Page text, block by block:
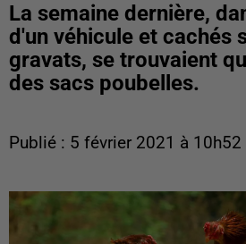
La semaine dernière,
d'un véhicule et cachés
gravats, se trouvaient
des sacs poubelles.
Publié : 5 février 2021 à 10h52